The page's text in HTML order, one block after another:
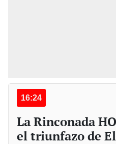
16:24
La Rinconada
el triunfazo de